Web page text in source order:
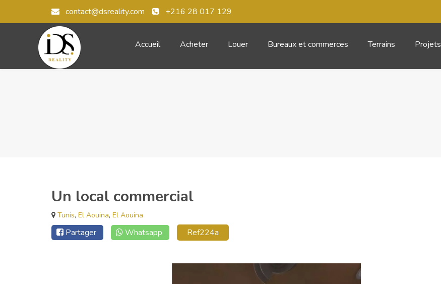
contact@dsreality.com +216 28 017 129
Accueil Acheter Louer Bureaux et commerces Terrains Projets
Un local commercial
Tunis, El Aouina, El Aouina
Partager Whatsapp Ref224a